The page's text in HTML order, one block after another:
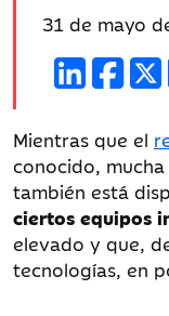
Fecha
publicación:
31 de mayo
Mientras que el
conocido,
también está
ciertos equipos
elevado y que,
tecnologías, en